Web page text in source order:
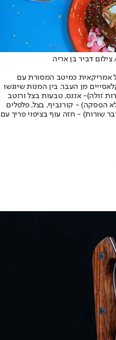
דביר בן אריה
אמריקאית כמיטב המסורת עם
מן העבר. בין המנות שיוגשו
זולה)- אננס, טבעות בצל ורוטב
הפסקה) - קורנביף, בצל, פלפלים
שורות) - חזה עוף בציפוי פריך עם